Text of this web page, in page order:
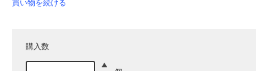
買い物を続ける
購入数